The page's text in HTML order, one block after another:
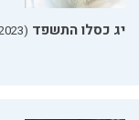
יג כסלו התשפד (26.11.2023)